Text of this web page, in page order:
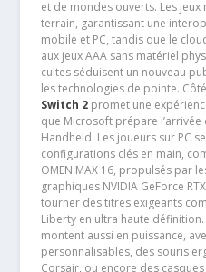
et de mondes ouverts. Les
terrain, garantissant une
mobile et PC, tandis que le
aux jeux AAA sans matériel
cultes séduisent un nouveau
les technologies de pointe.
Switch 2promet une
que Microsoft prépare
Handheld. Les joueurs sur PC
configurations clés en main,
OMEN MAX 16, propulsés par
graphiques NVIDIA GeForce
tourner des titres exigeants
Liberty en ultra haute
montent aussi en puissance,
personnalisables, des souris
Corsair, ou encore des